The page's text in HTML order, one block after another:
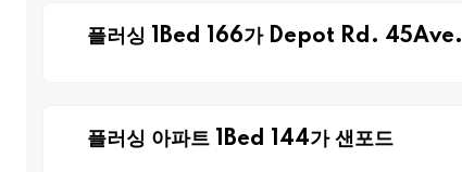
플러싱 1Bed 166가 Depot Rd. 45Ave.
플러싱 아파트 1Bed 144가 샌포드